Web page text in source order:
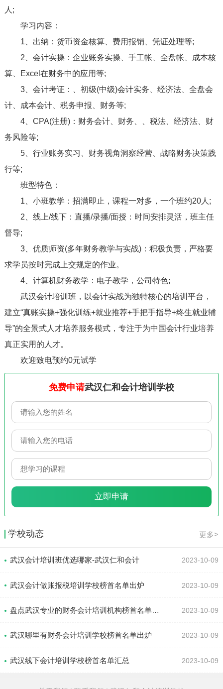
人;
学习内容：
1、出纳：货币资金核算、费用报销、凭证处理等;
2、会计实操：企业账务实操、手工帐、全盘帐、成本核
算、Excel在财务中的应用等;
3、会计考证：、初级(中级)会计实务、经济法、全盘会
计、成本会计、税务申报、财务等;
4、CPA(注册)：财务会计、财务、、税法、经济法、财
务风险等;
5、行业账务实习、财务视角洞察经营、战略财务决策践
行等;
班型特色：
1、小班教学：招满即止，课程一对多，一个班约20人;
2、线上/线下：直播/录播/面授：时间安排灵活，班主任
督导;
3、优质师资(多年财务教学与实战)：积极负责，严格要
求学员按时完成上交规定的作业。
4、计算机财务教学：电子教学，公司特色;
武汉会计培训班，以会计实战为独特核心的培训平台，
建立“真账实操+强化训练+就业推荐+手把手指导+终生就业辅
导”的全景式人才培养服务模式，专注于为中国会计行业培养
真正实用的人才。
欢迎致电预约0元试学
免费申请武汉仁和会计培训学校
学校动态 更多>
武汉会计培训班优选哪家-武汉仁和会计 2023-10-09
武汉会计做账报税培训学校榜首名单出炉 2023-10-09
盘点武汉专业的财务会计培训机构榜首名单汇总 2023-10-09
武汉哪里有财务会计培训学校榜首名单出炉 2023-10-09
武汉线下会计培训学校榜首名单汇总 2023-10-09